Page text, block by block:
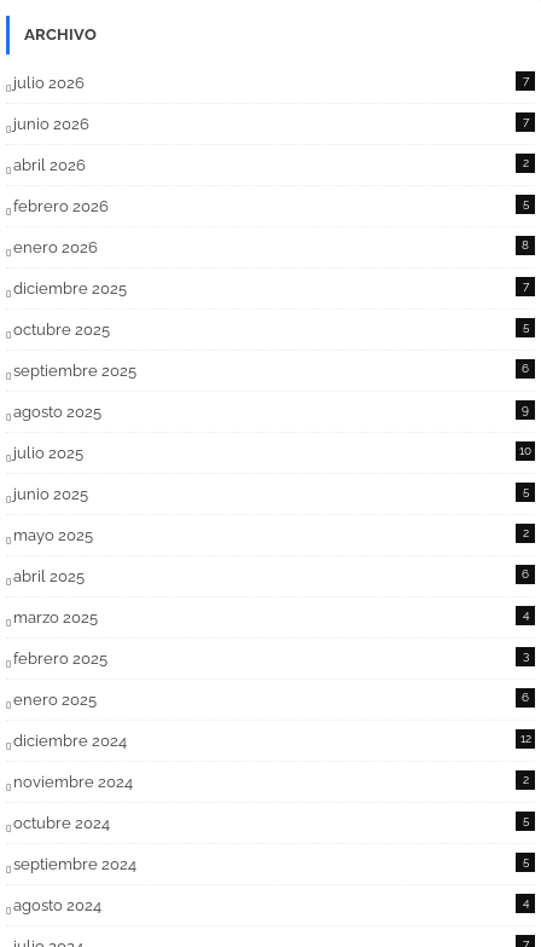
ARCHIVO
julio 2026 7
junio 2026 7
abril 2026 2
febrero 2026 5
enero 2026 8
diciembre 2025 7
octubre 2025 5
septiembre 2025 6
agosto 2025 9
julio 2025 10
junio 2025 5
mayo 2025 2
abril 2025 6
marzo 2025 4
febrero 2025 3
enero 2025 6
diciembre 2024 12
noviembre 2024 2
octubre 2024 5
septiembre 2024 5
agosto 2024 4
7